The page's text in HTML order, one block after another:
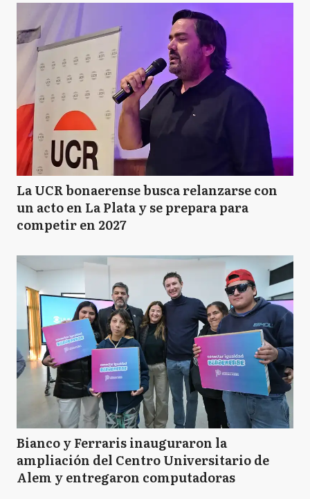
La UCR bonaerense busca relanzarse con
un acto en La Plata y se prepara para
competir en 2027
Bianco y Ferraris inauguraron la
ampliación del Centro Universitario de
Alem y entregaron computadoras